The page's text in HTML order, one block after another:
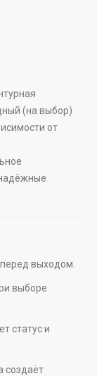
(на выбор)
от
выходом.
выборе
статус и
создаёт